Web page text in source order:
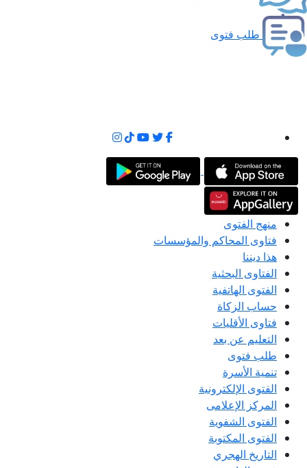
طلب فتوى
منهج الفتوى
فتاوى المحاكم والمؤسسات
هذا ديننا
الفتاوى البحثية
الفتوى الهاتفية
حساب الزكاة
فتاوى الأقليات
التعليم عن بعد
طلب فتوى
تنمية الأسرة
الفتوى الإلكترونية
المركز الإعلامى
الفتوى الشفوية
الفتوى المكتوبة
التاريخ الهجري